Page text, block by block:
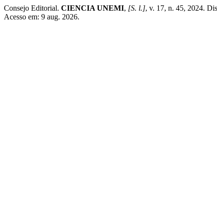
Consejo Editorial. CIENCIA UNEMI, [S. l.], v. 17, n. 45, 2024.
Acesso em: 9 aug. 2026.